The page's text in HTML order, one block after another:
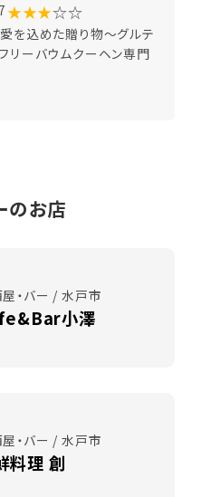
★★★☆☆
を込めた贈り物～グルテ
リーバウムクーヘン専門
のお店
・バー / 水戸市
小澤
・バー / 水戸市
料理 創